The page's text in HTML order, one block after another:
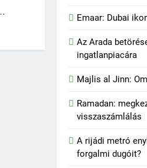
Emaar: Dubai
Az Arada
ingatlanpiacára
Majlis al Jinn:
Ramadan:
visszaszámlálás
A rijádi metró
forgalmi dugóit?